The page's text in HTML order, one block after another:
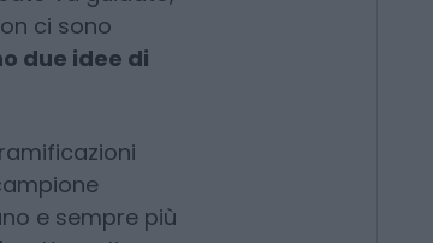
significa
a nuove
va guidato,
due idee di